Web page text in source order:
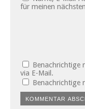
für meinen
Benachrichtige
via E-Mail.
Benachrichtige